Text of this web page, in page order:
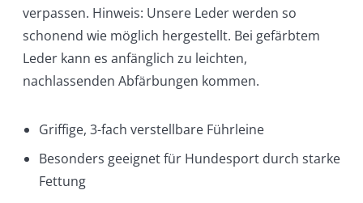
verpassen. Hinweis: Unsere Leder werden so
schonend wie möglich hergestellt. Bei gefärbtem
Leder kann es anfänglich zu leichten,
nachlassenden Abfärbungen kommen.
Griffige, 3-fach verstellbare Führleine
Besonders geeignet für Hundesport durch starke
Fettung